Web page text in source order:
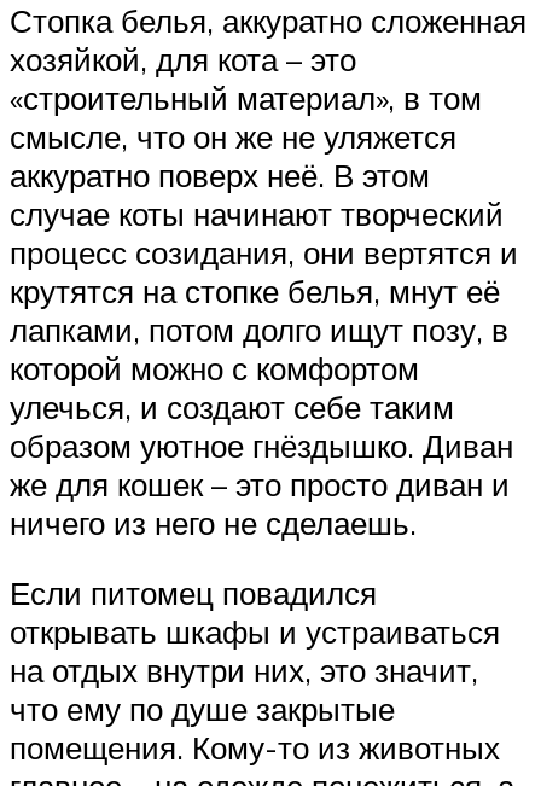
Стопка белья, аккуратно сложенная
хозяйкой, для кота – это
«строительный материал», в том
смысле, что он же не уляжется
аккуратно поверх неё. В этом
случае коты начинают творческий
процесс созидания, они вертятся и
крутятся на стопке белья, мнут её
лапками, потом долго ищут позу, в
которой можно с комфортом
улечься, и создают себе таким
образом уютное гнёздышко. Диван
же для кошек – это просто диван и
ничего из него не сделаешь.
Если питомец повадился
открывать шкафы и устраиваться
на отдых внутри них, это значит,
что ему по душе закрытые
помещения. Кому-то из животных